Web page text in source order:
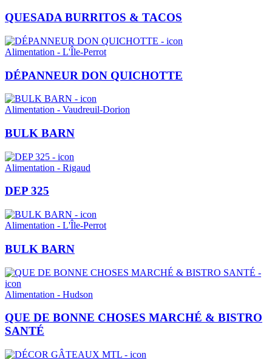
QUESADA BURRITOS & TACOS
Alimentation - L'Île-Perrot
DÉPANNEUR DON QUICHOTTE
Alimentation - Vaudreuil-Dorion
BULK BARN
Alimentation - Rigaud
DEP 325
Alimentation - L'Île-Perrot
BULK BARN
Alimentation - Hudson
QUE DE BONNE CHOSES MARCHÉ & BISTRO
SANTÉ